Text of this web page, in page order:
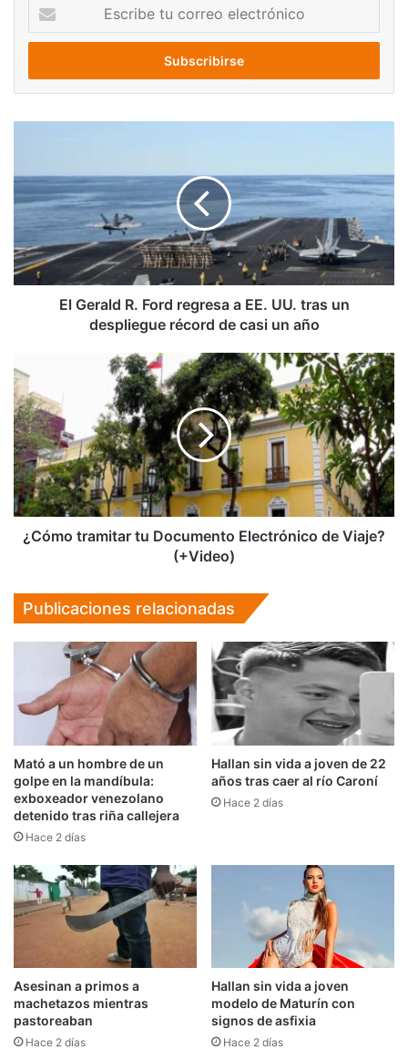
correo
Ford
regresa
a
EE.
UU.
tras
casi
un
año
El Gerald R. Ford regresa a EE. UU. tras un
despliegue récord de casi un año
tramitar
tu
Documento
Electrónico
de
Viaje?
(+Video)
¿Cómo tramitar tu Documento Electrónico de Viaje?
(+Video)
Publicaciones relacionadas
Mató a un hombre de un
golpe en la mandíbula:
exboxeador venezolano
detenido tras riña callejera
Hace 2 días
Hallan sin vida a joven de 22
años tras caer al río Caroní
Hace 2 días
Asesinan a primos a
machetazos mientras
pastoreaban
Hace 2 días
Hallan sin vida a joven
modelo de Maturín con
signos de asfixia
Hace 2 días